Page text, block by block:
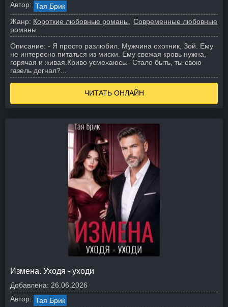
Автор: Тая Брик
Жанр: Короткие любовные романы
Современные любовные
романы
Описание: - Я просто разлюбил. Мужчина охотник, Зой. Ему
не интересно питаться из миски. Ему свежая кровь нужна,
горячая и живая. Криво усмехаюсь. - Стало быть, ты свою
газель догнал?
ЧИТАТЬ ОНЛАЙН
Измена. Уходя - уходи
Добавлена: 26.06.2026
Автор: Тая Брик